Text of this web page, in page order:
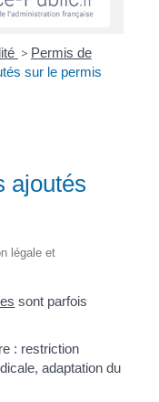
> Permis de
sur le permis
ajoutés
légale et
sont parfois
: restriction
adaptation du